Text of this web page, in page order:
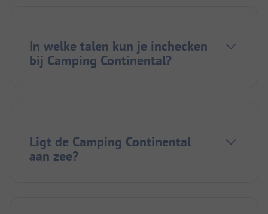
In welke talen kun je inchecken
bij Camping Continental?
Ligt de Camping Continental
aan zee?